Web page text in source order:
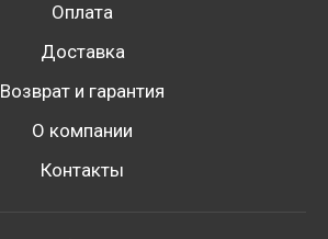
Оплата
Доставка
Возврат и гарантия
О компании
Контакты